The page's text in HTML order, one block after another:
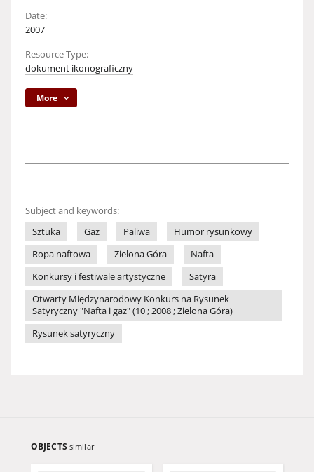
Date:
2007
Resource Type:
dokument ikonograficzny
More
Subject and keywords:
Sztuka
Gaz Paliwa
Humor rysunkowy
Ropa naftowa
Zielona Góra
Nafta
Konkursy i festiwale artystyczne
Satyra
Otwarty Międzynarodowy Konkurs na Rysunek
Satyryczny "Nafta i gaz" (10 ; 2008 ; Zielona Góra)
Rysunek satyryczny
OBJECTS similar